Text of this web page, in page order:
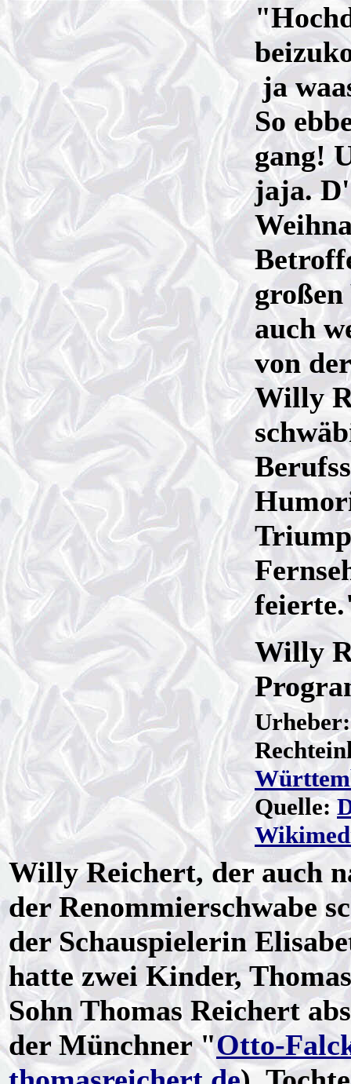
ja
So
gang!
jaja.
großen
auch
von
Willy
Willy
Quelle:
Willy Reichert, der auch
der Renommierschwabe
der Schauspielerin
hatte zwei Kinder,
Sohn Thomas Reichert
der Münchner "Otto-